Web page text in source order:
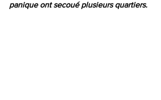
panique ont secoué plusieurs quartiers.